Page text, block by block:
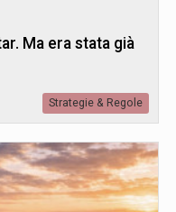
Ma era stata già
Strategie & Regole